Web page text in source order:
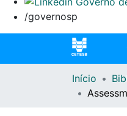
/governosp
Início